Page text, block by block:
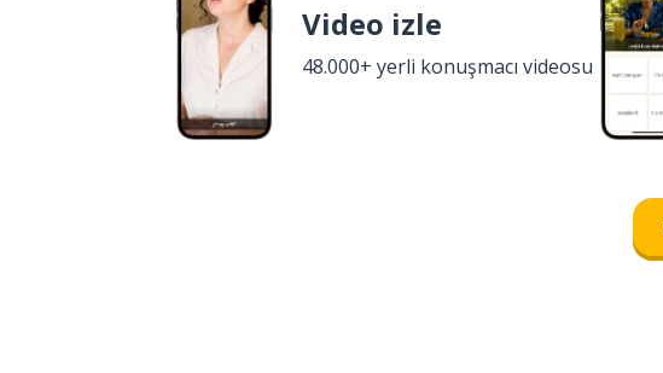
Video izle
48.000+ yerli konuşmacı videosu